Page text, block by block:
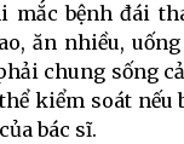
mắc bệnh đái
ăn nhiều,
chung sống
kiểm soát nếu
bác sĩ.